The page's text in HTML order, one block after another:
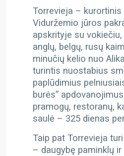
Torrevieja –
Viduržemio jūros
apskrityje su vokiečiu,
anglų, belgų, rusų
minučių kelio nuo
turintis nuostabius
paplūdimius
burės”
pramogų, restoranų,
saulė – 325 dienas
Taip pat Torrevieja
– daugybę paminklų